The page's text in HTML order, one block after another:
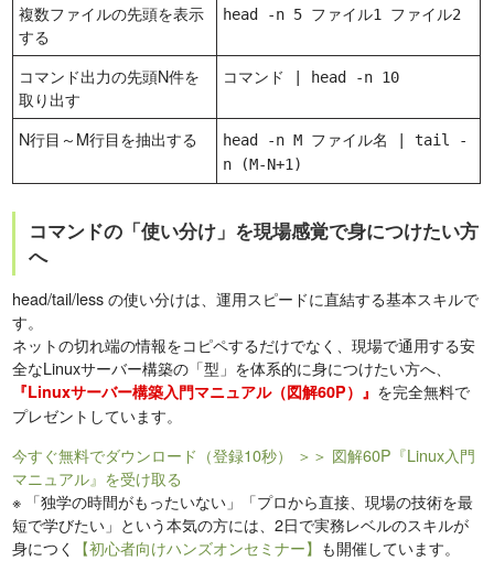
複数ファイルの先頭を表示
する
head -n 5 ファイル1 ファイル2
コマンド出力の先頭N件を
取り出す
コマンド | head -n 10
N行目～M行目を抽出する
head -n M ファイル名 | tail -
n (M-N+1)
コマンドの「使い分け」を現場感覚で身につけたい方
へ
head/tail/less の使い分けは、運用スピードに直結する基本スキルで
す。
ネットの切れ端の情報をコピペするだけでなく、現場で通用する安
全なLinuxサーバー構築の「型」を体系的に身につけたい方へ、
『Linuxサーバー構築入門マニュアル（図解60P）』 を完全無料で
プレゼントしています。
今すぐ無料でダウンロード（登録10秒）
＞＞ 図解60P『Linux入門
マニュアル』を受け取る
※ 「独学の時間がもったいない」「プロから直接、現場の技術を最
短で学びたい」という本気の方には、2日で実務レベルのスキルが
身につく
【初心者向けハンズオンセミナー】 も開催しています。